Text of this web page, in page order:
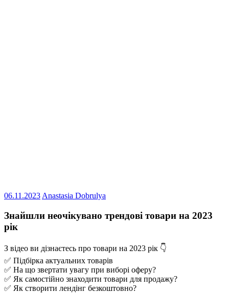
06.11.2023 Anastasia Dobrulya
Знайшли неочікувано трендові товари на 2023
рік
З відео ви дізнаєтесь про товари на 2023 рік 👇
✅ Підбірка актуальних товарів
✅ На що звертати увагу при виборі оферу?
✅ Як самостійно знаходити товари для продажу?
✅ Як створити лендінг безкоштовно?